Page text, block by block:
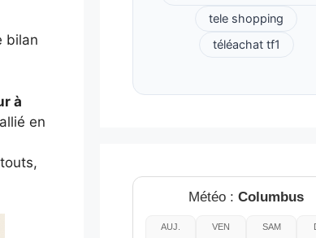
bilan
à
en
tele shopping
téléachat tf1
Météo : Columbus
AUJ. VEN SAM